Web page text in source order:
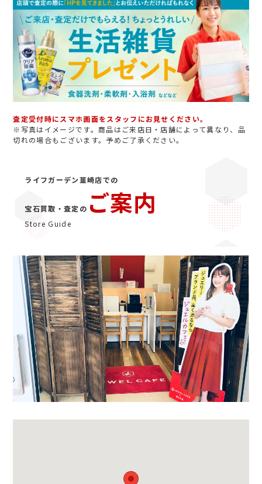
査定受付時にスマホ画面をスタッフにお見せください。
※写真はイメージです。商品はご来店日・店舗によって異なり、品
切れの場合もございます。予めご了承ください。
ライフガーデン韮崎店での
宝石買取・査定の ご案内
Store Guide